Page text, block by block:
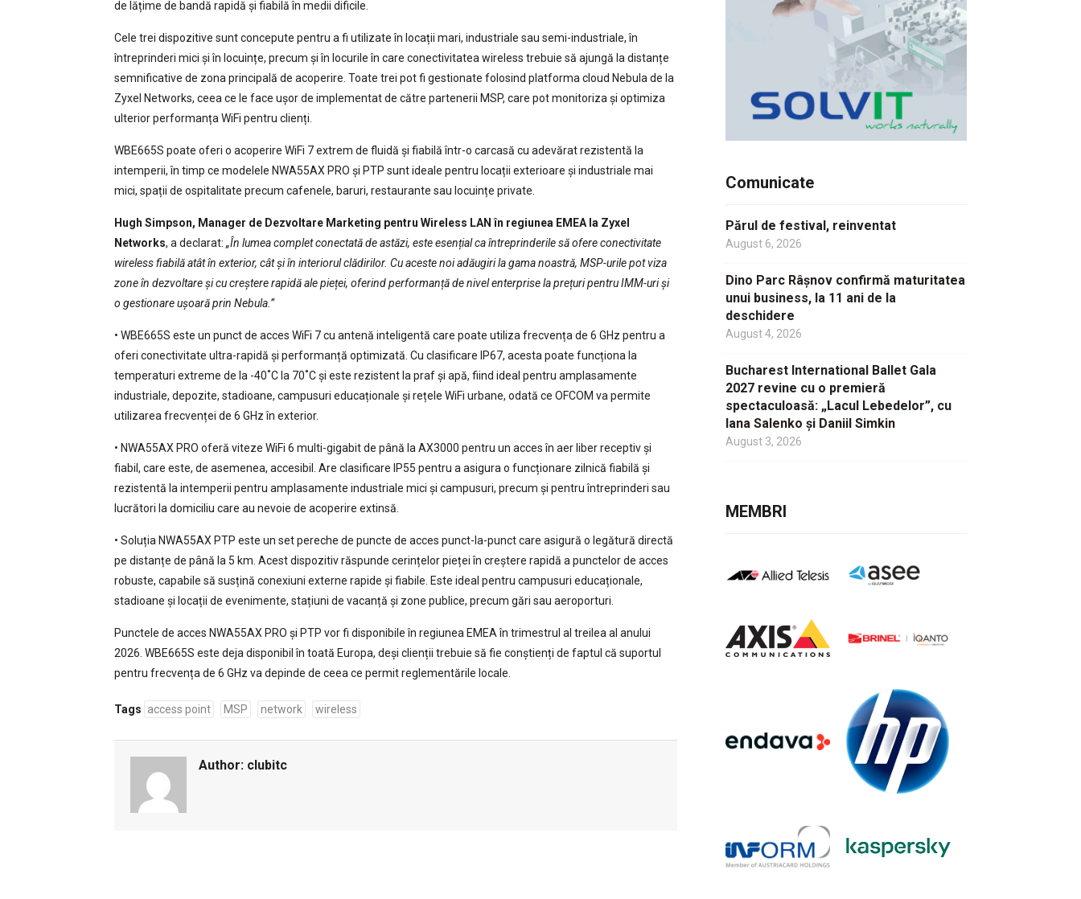
de lățime de bandă rapidă și fiabilă în medii dificile.
Cele trei dispozitive sunt concepute pentru a fi utilizate în locații mari, industriale sau semi-industriale, în
întreprinderi mici și în locuințe, precum și în locurile în care conectivitatea wireless trebuie să ajungă la distanțe
semnificative de zona principală de acoperire. Toate trei pot fi gestionate folosind platforma cloud Nebula de la
Zyxel Networks, ceea ce le face ușor de implementat de către partenerii MSP, care pot monitoriza și optimiza
ulterior performanța WiFi pentru clienți.
WBE665S poate oferi o acoperire WiFi 7 extrem de fluidă și fiabilă într-o carcasă cu adevărat rezistentă la
intemperii, în timp ce modelele NWA55AX PRO și PTP sunt ideale pentru locații exterioare și industriale mai
mici, spații de ospitalitate precum cafenele, baruri, restaurante sau locuințe private.
Hugh Simpson, Manager de Dezvoltare Marketing pentru Wireless LAN în regiunea EMEA la Zyxel
Networks, a declarat: „În lumea complet conectată de astăzi, este esențial ca întreprinderile să ofere conectivitate
wireless fiabilă atât în exterior, cât și în interiorul clădirilor. Cu aceste noi adăugiri la gama noastră, MSP-urile pot viza
zone în dezvoltare și cu creștere rapidă ale pieței, oferind performanță de nivel enterprise la prețuri pentru IMM-uri și
o gestionare ușoară prin Nebula.”
• WBE665S este un punct de acces WiFi 7 cu antenă inteligentă care poate utiliza frecvența de 6 GHz pentru a
oferi conectivitate ultra-rapidă și performanță optimizată. Cu clasificare IP67, acesta poate funcționa la
temperaturi extreme de la -40˚C la 70˚C și este rezistent la praf și apă, fiind ideal pentru amplasamente
industriale, depozite, stadioane, campusuri educaționale și rețele WiFi urbane, odată ce OFCOM va permite
utilizarea frecvenței de 6 GHz în exterior.
• NWA55AX PRO oferă viteze WiFi 6 multi-gigabit de până la AX3000 pentru un acces în aer liber receptiv și
fiabil, care este, de asemenea, accesibil. Are clasificare IP55 pentru a asigura o funcționare zilnică fiabilă și
rezistentă la intemperii pentru amplasamente industriale mici și campusuri, precum și pentru întreprinderi sau
lucrători la domiciliu care au nevoie de acoperire extinsă.
• Soluția NWA55AX PTP este un set pereche de puncte de acces punct-la-punct care asigură o legătură directă
pe distanțe de până la 5 km. Acest dispozitiv răspunde cerințelor pieței în creștere rapidă a punctelor de acces
robuste, capabile să susțină conexiuni externe rapide și fiabile. Este ideal pentru campusuri educaționale,
stadioane și locații de evenimente, stațiuni de vacanță și zone publice, precum gări sau aeroporturi.
Punctele de acces NWA55AX PRO și PTP vor fi disponibile în regiunea EMEA în trimestrul al treilea al anului
2026. WBE665S este deja disponibil în toată Europa, deși clienții trebuie să fie conștienți de faptul că suportul
pentru frecvența de 6 GHz va depinde de ceea ce permit reglementările locale.
Tags access point MSP network wireless
Author: clubitc
Comunicate
Părul de festival, reinventat
August 6, 2026
Dino Parc Râșnov confirmă maturitatea
unui business, la 11 ani de la
deschidere
August 4, 2026
Bucharest International Ballet Gala
2027 revine cu o premieră
spectaculoasă: „Lacul Lebedelor”, cu
Iana Salenko și Daniil Simkin
August 3, 2026
MEMBRI